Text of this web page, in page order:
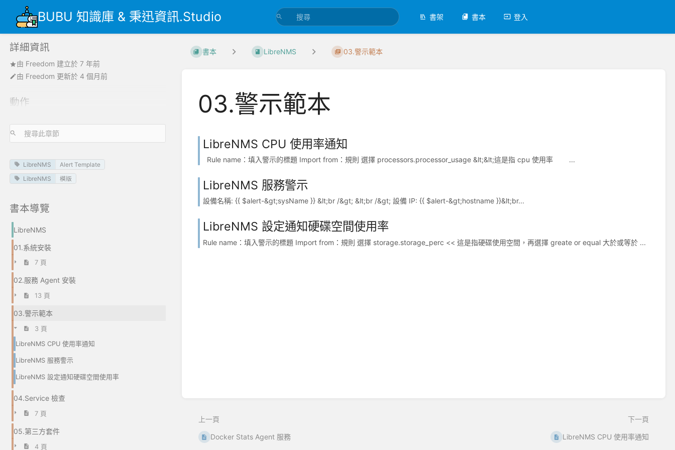
BUBU 知識庫 & 秉迅資訊.Studio 書架 書本 登入
詳細資訊
由 Freedom 建立於 7 年前
由 Freedom 更新於 4 個月前
動作
LibreNMS
Alert Template
LibreNMS
模版
書本導覽
LibreNMS
01.系統安裝
7 頁
02.服務 Agent 安裝
13 頁
03.警示範本
3 頁
LibreNMS CPU 使用率通知
LibreNMS 服務警示
LibreNMS 設定通知硬碟空間使用率
04.Service 檢查
7 頁
05.第三方套件
4 頁
書本 LibreNMS 03.警示範本
03.警示範本
LibreNMS CPU 使用率通知
Rule name：填入警示的標題 Import from：規則 選擇 processors.processor_usage &lt;&lt;這是指 cpu 使用率 ...
LibreNMS 服務警示
設備名稱: {{ $alert-&gt;sysName }} &lt;br /&gt; &lt;br /&gt; 設備 IP: {{ $alert-&gt;hostname }}&lt;br...
LibreNMS 設定通知硬碟空間使用率
Rule name：填入警示的標題 Import from：規則 選擇 storage.storage_perc << 這是指硬碟使用空間，再選擇 greate or equal 大於或等於 ...
上一頁
Docker Stats Agent 服務
下一頁
LibreNMS CPU 使用率通知